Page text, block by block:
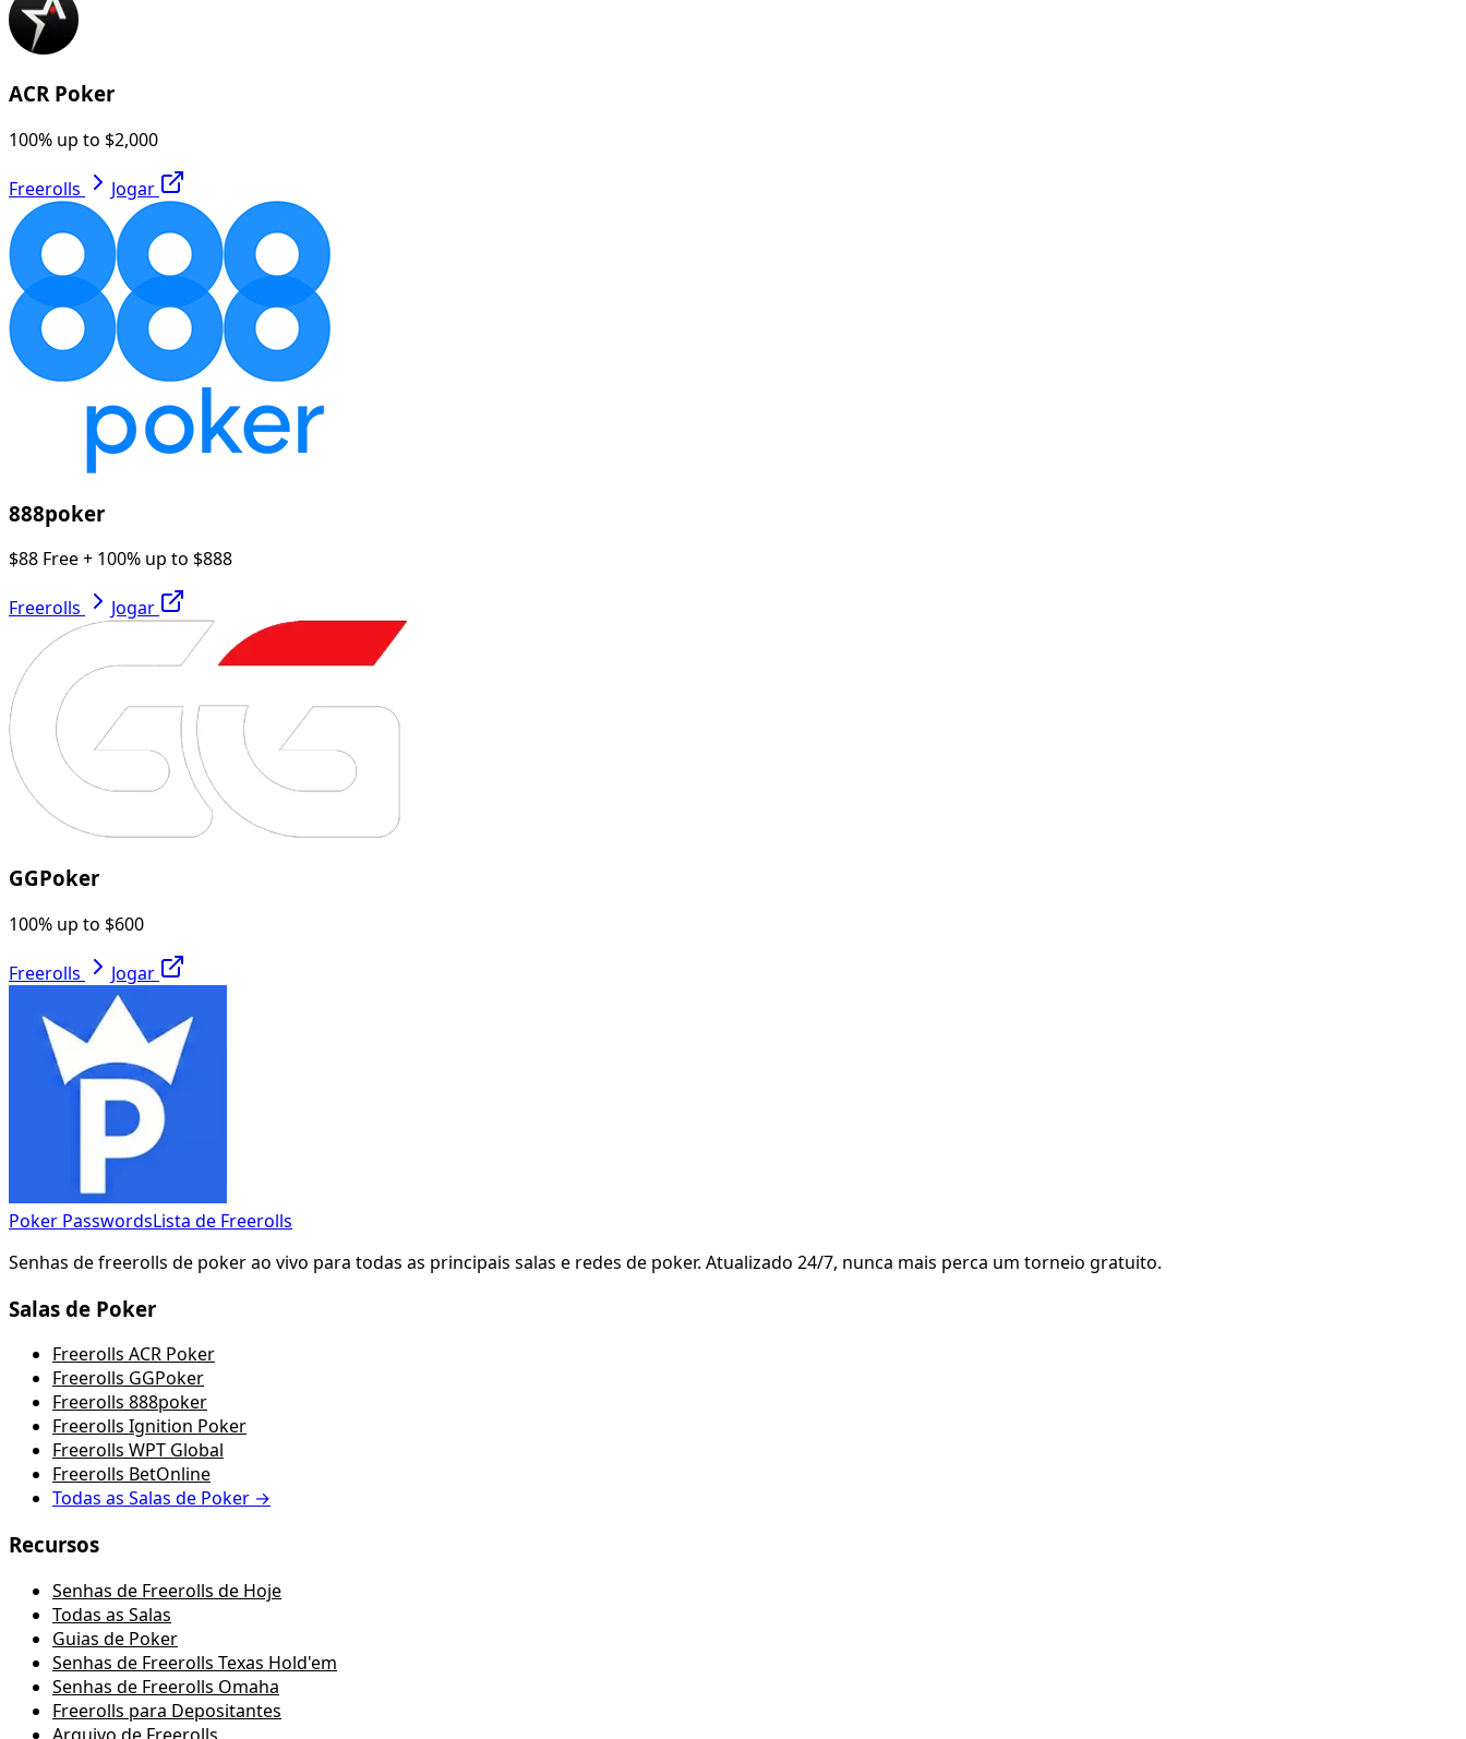
ACR Poker
100% up to $2,000
Freerolls Jogar
888poker
$88 Free + 100% up to $888
Freerolls Jogar
GGPoker
100% up to $600
Freerolls Jogar
Poker PasswordsLista de Freerolls
Senhas de freerolls de poker ao vivo para todas as principais salas e redes de poker. Atualizado 24/7, nunca mais perca um torneio gratuito.
Salas de Poker
Freerolls ACR Poker
Freerolls GGPoker
Freerolls 888poker
Freerolls Ignition Poker
Freerolls WPT Global
Freerolls BetOnline
Todas as Salas de Poker →
Recursos
Senhas de Freerolls de Hoje
Todas as Salas
Guias de Poker
Senhas de Freerolls Texas Hold'em
Senhas de Freerolls Omaha
Freerolls para Depositantes